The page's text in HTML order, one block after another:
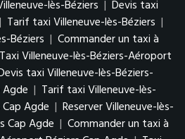
lès-Béziers | Devis taxi
| Tarif taxi Villeneuve-lès-Béziers |
Béziers | Commander un taxi à
Taxi Villeneuve-lès-Béziers-Aéroport
taxi Villeneuve-lès-Béziers-
| Tarif taxi Villeneuve-lès-
Agde | Reserver Villeneuve-lès-
Cap Agde | Commander un taxi à